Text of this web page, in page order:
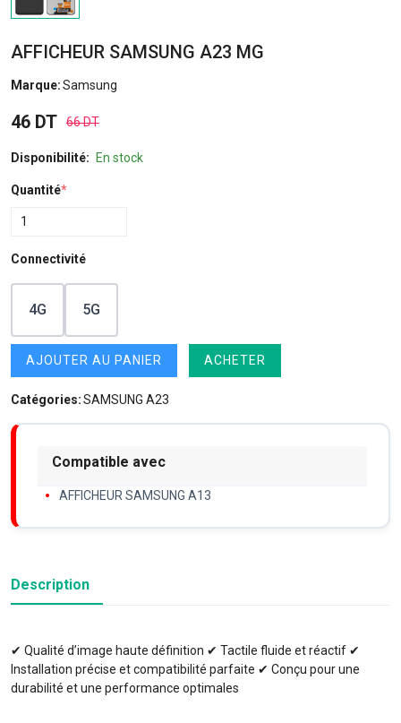
AFFICHEUR SAMSUNG A23 MG
Marque:Samsung
46 DT 66 DT
Disponibilité: En stock
Quantité*
Connectivité
4G 5G
AJOUTER AU PANIER ACHETER
Catégories:SAMSUNG A23
Compatible avec
AFFICHEUR SAMSUNG A13
Description
✔ Qualité d’image haute définition ✔ Tactile fluide et réactif ✔
Installation précise et compatibilité parfaite ✔ Conçu pour une
durabilité et une performance optimales